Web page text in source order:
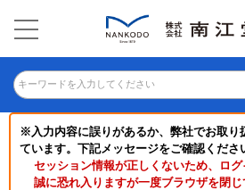
キーワードを入力してください
※入力内容に誤りがあるか、弊社でお取り
ています。下記メッセージをご確認くださ
セッション情報が正しくないため、ログ
誠に恐れ入りますが一度ブラウザを閉